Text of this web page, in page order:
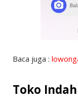
Baca juga :
Toko Indah